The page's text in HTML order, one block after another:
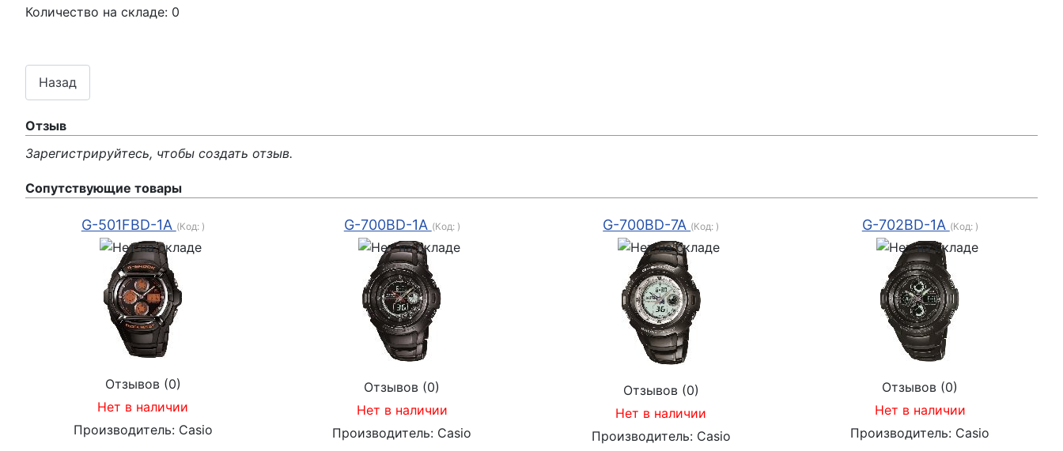
Количество на складе: 0
Отзыв
Зарегистрируйтесь, чтобы создать отзыв.
Сопутствующие товары
G-501FBD-1A (Код: )
Отзывов (0)
Нет в наличии
Производитель: Casio
G-700BD-1A (Код: )
Отзывов (0)
Нет в наличии
Производитель: Casio
G-700BD-7A (Код: )
Отзывов (0)
Нет в наличии
Производитель: Casio
G-702BD-1A (Код: )
Отзывов (0)
Нет в наличии
Производитель: Casio